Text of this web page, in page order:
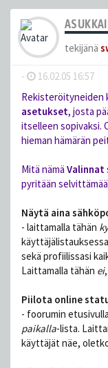
tekijänä
- 16.02.05 16:57
Rekisteröityneiden
asetukset, josta
itselleen sopivaksi.
hieman hämärän
Mitä nämä Valinnat
pyritään
Näytä aina
- laittamalla tähän
sekä profiilissasi
Laittamalla tähän ei
Piilota online
- foorumin
paikalla-lista.
käyttäjät näe,